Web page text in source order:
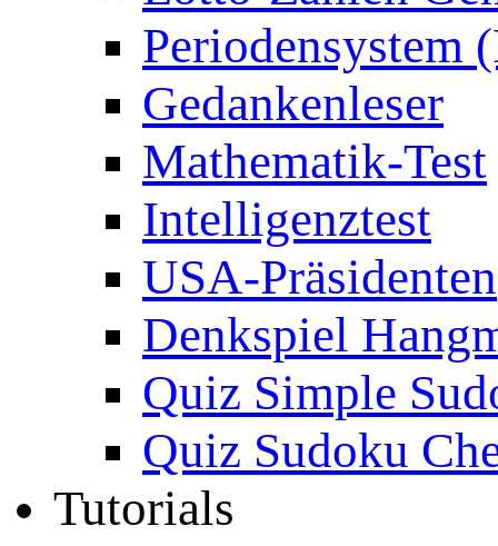
Periodensystem
Gedankenleser
Mathematik-Test
Intelligenztest
USA-Präsidenten
Denkspiel
Quiz Simple
Quiz Sudoku
Tutorials